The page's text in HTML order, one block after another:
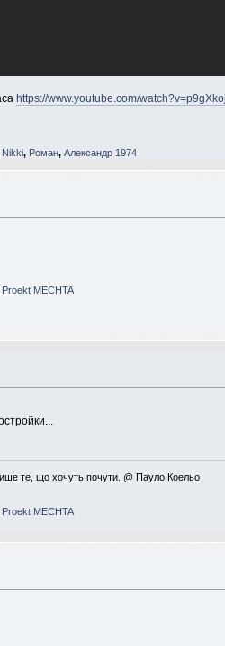
https://www.youtube.com/
Nikki, Роман, Александр 1974
Proekt MECHTA
те, що хочуть почути. @ Пауло Коельо
Proekt MECHTA